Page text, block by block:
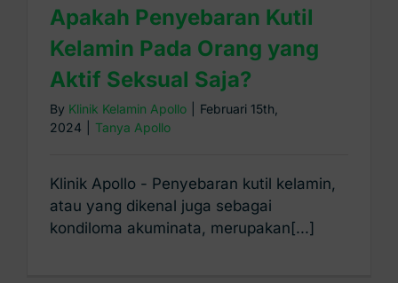
Apakah Penyebaran Kutil
Kelamin Pada Orang yang
Aktif Seksual Saja?
By Klinik Kelamin Apollo
Februari 15th,
2024
Tanya Apollo
Klinik Apollo - Penyebaran kutil kelamin,
atau yang dikenal juga sebagai
kondiloma akuminata, merupakan[...]